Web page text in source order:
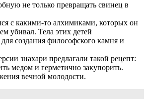
не только превращать свинец в
с какими-то алхимиками, которых он
убивал. Тела этих детей
создания философского камня и
знахари предлагали такой рецепт:
медом и герметично закупорить.
вечной молодости.